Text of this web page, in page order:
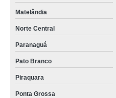
Matelândia
Norte Central
Paranaguá
Pato Branco
Piraquara
Ponta Grossa